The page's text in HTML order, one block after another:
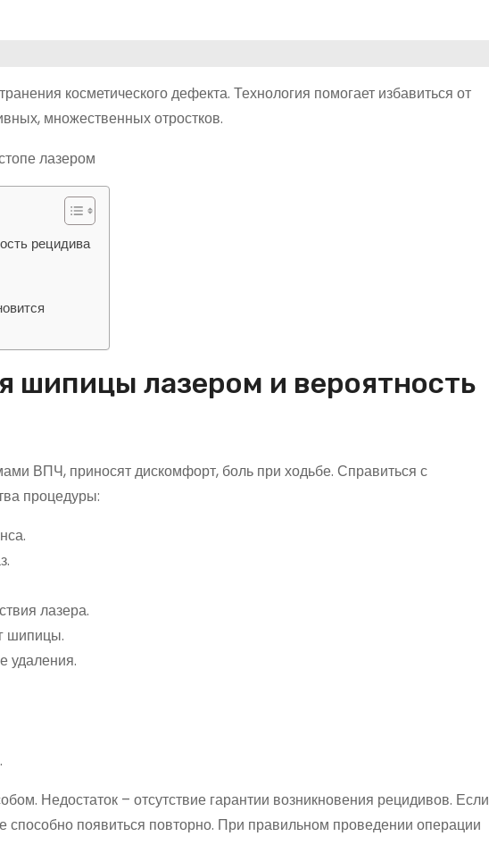
косметического дефекта. Технология помогает избавиться от
множественных отростков.
рецидива
шипицы лазером и вероятность
ВПЧ, приносят дискомфорт, боль при ходьбе. Справиться с
процедуры:
лазера.
шипицы.
удаления.
Недостаток – отсутствие гарантии возникновения рецидивов. Если
способно появиться повторно. При правильном проведении операции